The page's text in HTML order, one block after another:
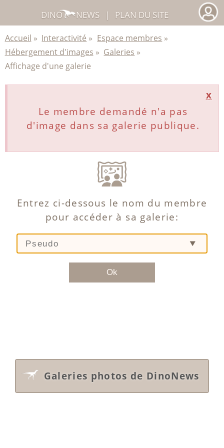
Accueil » Interactivité » Espace membres »
Hébergement d'images » Galeries »
Affichage d'une galerie
x
Le membre demandé n'a pas
d'image dans sa galerie publique.
Entrez ci-dessous le nom du membre
pour accéder à sa galerie:
Galeries photos de DinoNews
DINO NEWS | PLAN DU SITE